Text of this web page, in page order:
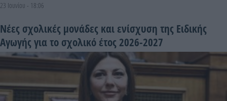
23 Ιουνίου - 18:06
Νέες σχολικές μονάδες και ενίσχυση της Ειδικής
Αγωγής για το σχολικό έτος 2026-2027